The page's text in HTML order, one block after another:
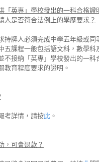
「英專」學校發出的一科合格證
人是否符合法例上的學歷要求？
持牌人必須完成中學五年級或同
五課程一般包括語文科，數學科
不接納「英專」學校發出的一科
教育程度要求的證明。
考詳情，請按此 。
，可會退款？